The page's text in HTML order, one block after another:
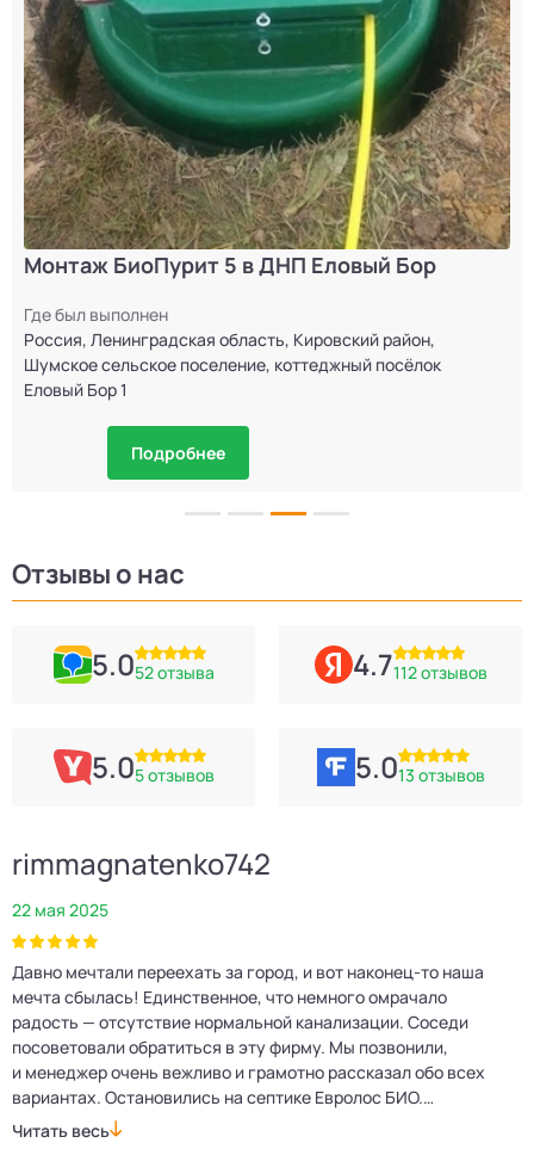
Монтаж БиоПурит 5 в ДНП Еловый Бор
Где был выполнен
Россия, Ленинградская область, Кировский район,
Шумское сельское поселение, коттеджный посёлок
Еловый Бор 1
Подробнее
Отзывы о нас
5.052 отзыва 4.7112 отзывов
5.05 отзывов 5.013 отзывов
rimmagnatenko742
22 мая 2025
Давно мечтали переехать за город, и вот наконец‑то наша
мечта сбылась! Единственное, что немного омрачало
радость — отсутствие нормальной канализации. Соседи
посоветовали обратиться в эту фирму. Мы позвонили,
и менеджер очень вежливо и грамотно рассказал обо всех
вариантах. Остановились на септике Евролос БИО.
Монтажники приехали вовремя, установили всё быстро
Читать весь